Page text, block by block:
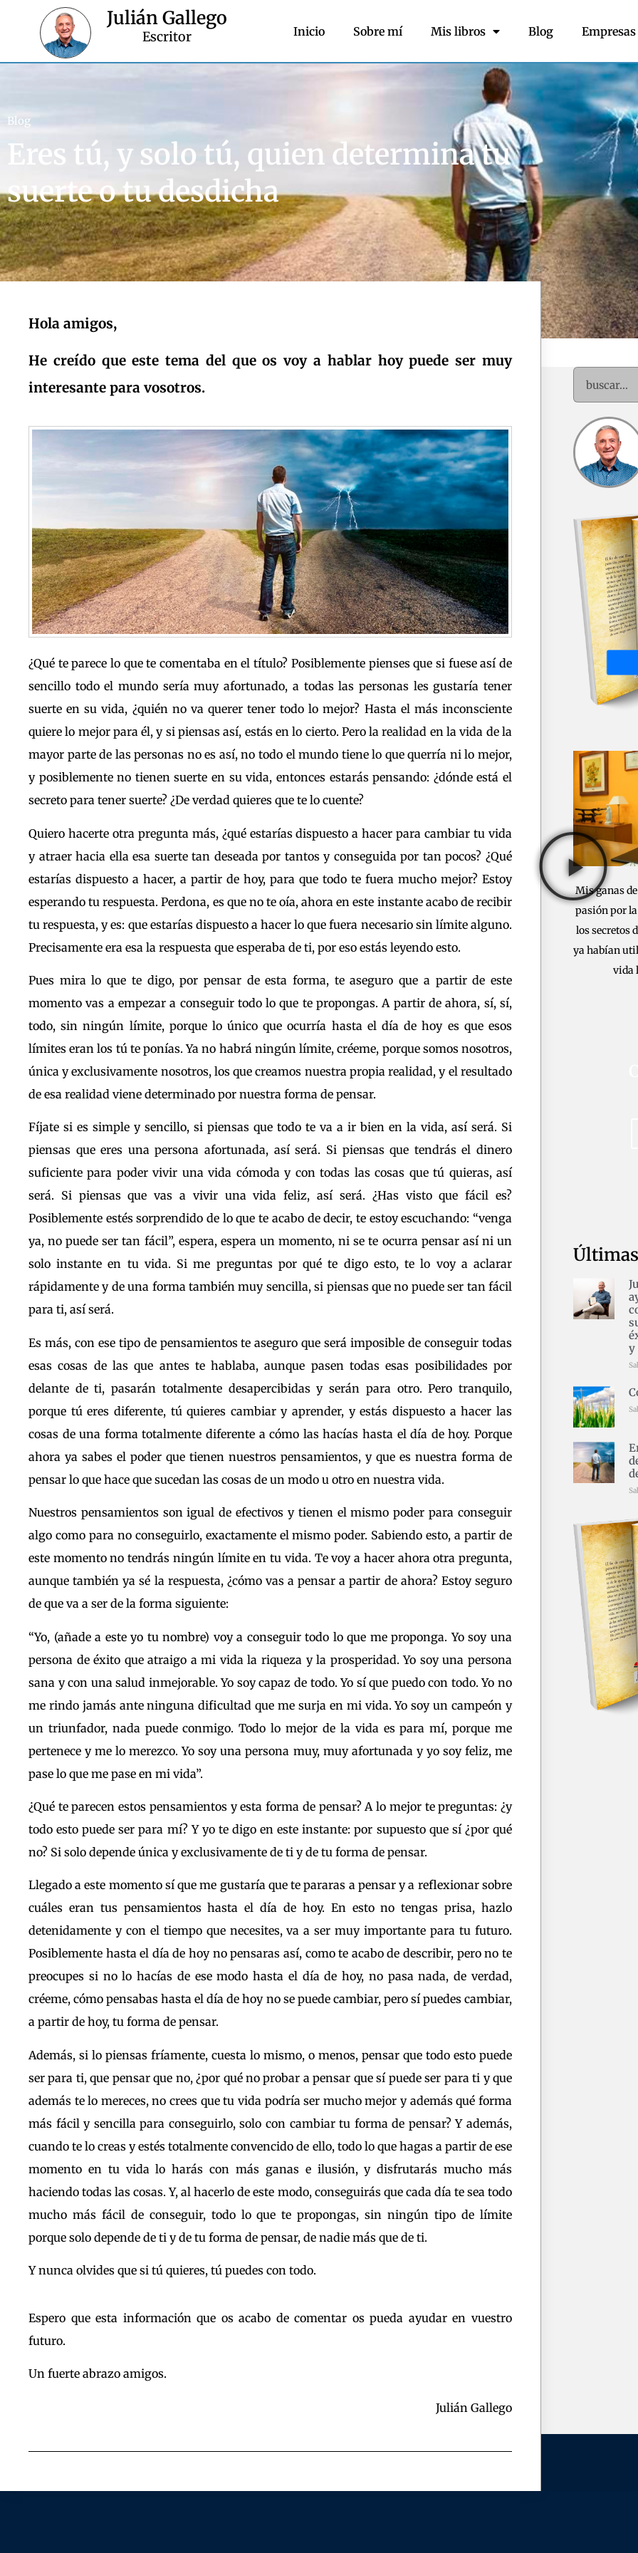
Julián Gallego
Escritor Inicio Sobre mí Mis libros Blog Empresas
Blog
Eres tú, y solo tú, quien determina tu
suerte o tu desdicha
Hola amigos,
He creído que este tema del que os voy a hablar hoy puede ser muy
interesante para vosotros.
¿Qué te parece lo que te comentaba en el título? Posiblemente pienses que si fuese así de
sencillo todo el mundo sería muy afortunado, a todas las personas les gustaría tener
suerte en su vida, ¿quién no va querer tener todo lo mejor? Hasta el más inconsciente
quiere lo mejor para él, y si piensas así, estás en lo cierto. Pero la realidad en la vida de la
mayor parte de las personas no es así, no todo el mundo tiene lo que querría ni lo mejor,
y posiblemente no tienen suerte en su vida, entonces estarás pensando: ¿dónde está el
secreto para tener suerte? ¿De verdad quieres que te lo cuente?
Quiero hacerte otra pregunta más, ¿qué estarías dispuesto a hacer para cambiar tu vida
y atraer hacia ella esa suerte tan deseada por tantos y conseguida por tan pocos? ¿Qué
estarías dispuesto a hacer, a partir de hoy, para que todo te fuera mucho mejor? Estoy
esperando tu respuesta. Perdona, es que no te oía, ahora en este instante acabo de recibir
tu respuesta, y es: que estarías dispuesto a hacer lo que fuera necesario sin límite alguno.
Precisamente era esa la respuesta que esperaba de ti, por eso estás leyendo esto.
Pues mira lo que te digo, por pensar de esta forma, te aseguro que a partir de este
momento vas a empezar a conseguir todo lo que te propongas. A partir de ahora, sí, sí,
todo, sin ningún límite, porque lo único que ocurría hasta el día de hoy es que esos
límites eran los tú te ponías. Ya no habrá ningún límite, créeme, porque somos nosotros,
única y exclusivamente nosotros, los que creamos nuestra propia realidad, y el resultado
de esa realidad viene determinado por nuestra forma de pensar.
Fíjate si es simple y sencillo, si piensas que todo te va a ir bien en la vida, así será. Si
piensas que eres una persona afortunada, así será. Si piensas que tendrás el dinero
suficiente para poder vivir una vida cómoda y con todas las cosas que tú quieras, así
será. Si piensas que vas a vivir una vida feliz, así será. ¿Has visto que fácil es?
Posiblemente estés sorprendido de lo que te acabo de decir, te estoy escuchando: “venga
ya, no puede ser tan fácil”, espera, espera un momento, ni se te ocurra pensar así ni un
solo instante en tu vida. Si me preguntas por qué te digo esto, te lo voy a aclarar
rápidamente y de una forma también muy sencilla, si piensas que no puede ser tan fácil
para ti, así será.
Es más, con ese tipo de pensamientos te aseguro que será imposible de conseguir todas
esas cosas de las que antes te hablaba, aunque pasen todas esas posibilidades por
delante de ti, pasarán totalmente desapercibidas y serán para otro. Pero tranquilo,
porque tú eres diferente, tú quieres cambiar y aprender, y estás dispuesto a hacer las
cosas de una forma totalmente diferente a cómo las hacías hasta el día de hoy. Porque
ahora ya sabes el poder que tienen nuestros pensamientos, y que es nuestra forma de
pensar lo que hace que sucedan las cosas de un modo u otro en nuestra vida.
Nuestros pensamientos son igual de efectivos y tienen el mismo poder para conseguir
algo como para no conseguirlo, exactamente el mismo poder. Sabiendo esto, a partir de
este momento no tendrás ningún límite en tu vida. Te voy a hacer ahora otra pregunta,
aunque también ya sé la respuesta, ¿cómo vas a pensar a partir de ahora? Estoy seguro
de que va a ser de la forma siguiente:
“Yo, (añade a este yo tu nombre) voy a conseguir todo lo que me proponga. Yo soy una
persona de éxito que atraigo a mi vida la riqueza y la prosperidad. Yo soy una persona
sana y con una salud inmejorable. Yo soy capaz de todo. Yo sí que puedo con todo. Yo no
me rindo jamás ante ninguna dificultad que me surja en mi vida. Yo soy un campeón y
un triunfador, nada puede conmigo. Todo lo mejor de la vida es para mí, porque me
pertenece y me lo merezco. Yo soy una persona muy, muy afortunada y yo soy feliz, me
pase lo que me pase en mi vida”.
¿Qué te parecen estos pensamientos y esta forma de pensar? A lo mejor te preguntas: ¿y
todo esto puede ser para mí? Y yo te digo en este instante: por supuesto que sí ¿por qué
no? Si solo depende única y exclusivamente de ti y de tu forma de pensar.
Llegado a este momento sí que me gustaría que te pararas a pensar y a reflexionar sobre
cuáles eran tus pensamientos hasta el día de hoy. En esto no tengas prisa, hazlo
detenidamente y con el tiempo que necesites, va a ser muy importante para tu futuro.
Posiblemente hasta el día de hoy no pensaras así, como te acabo de describir, pero no te
preocupes si no lo hacías de ese modo hasta el día de hoy, no pasa nada, de verdad,
créeme, cómo pensabas hasta el día de hoy no se puede cambiar, pero sí puedes cambiar,
a partir de hoy, tu forma de pensar.
Además, si lo piensas fríamente, cuesta lo mismo, o menos, pensar que todo esto puede
ser para ti, que pensar que no, ¿por qué no probar a pensar que sí puede ser para ti y que
además te lo mereces, no crees que tu vida podría ser mucho mejor y además qué forma
más fácil y sencilla para conseguirlo, solo con cambiar tu forma de pensar? Y además,
cuando te lo creas y estés totalmente convencido de ello, todo lo que hagas a partir de ese
momento en tu vida lo harás con más ganas e ilusión, y disfrutarás mucho más
haciendo todas las cosas. Y, al hacerlo de este modo, conseguirás que cada día te sea todo
mucho más fácil de conseguir, todo lo que te propongas, sin ningún tipo de límite
porque solo depende de ti y de tu forma de pensar, de nadie más que de ti.
Y nunca olvides que si tú quieres, tú puedes con todo.
Espero que esta información que os acabo de comentar os pueda ayudar en vuestro
futuro.
Un fuerte abrazo amigos.
Julián Gallego
Mis ganas
pasión por
los secretos
ya habían
vida
y